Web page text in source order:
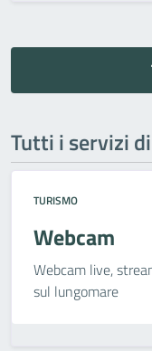
Tutti i servizi
TURISMO
Webcam
Webcam live,
sul lungomare